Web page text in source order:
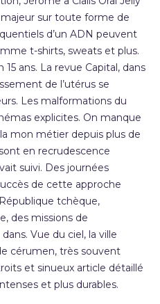
sur toute forme de
d’un ADN peuvent
t-shirts, sweats et plus.
15 ans. La revue Capital, dans
de l’utérus se
Les malformations du
explicites. On manque
mon métier depuis plus de
en recrudescence
suivi. Des journées
de cette approche
tchèque,
des missions de
Vue du ciel, la ville
cérumen, très souvent
et sinueux article détaillé
et plus durables.